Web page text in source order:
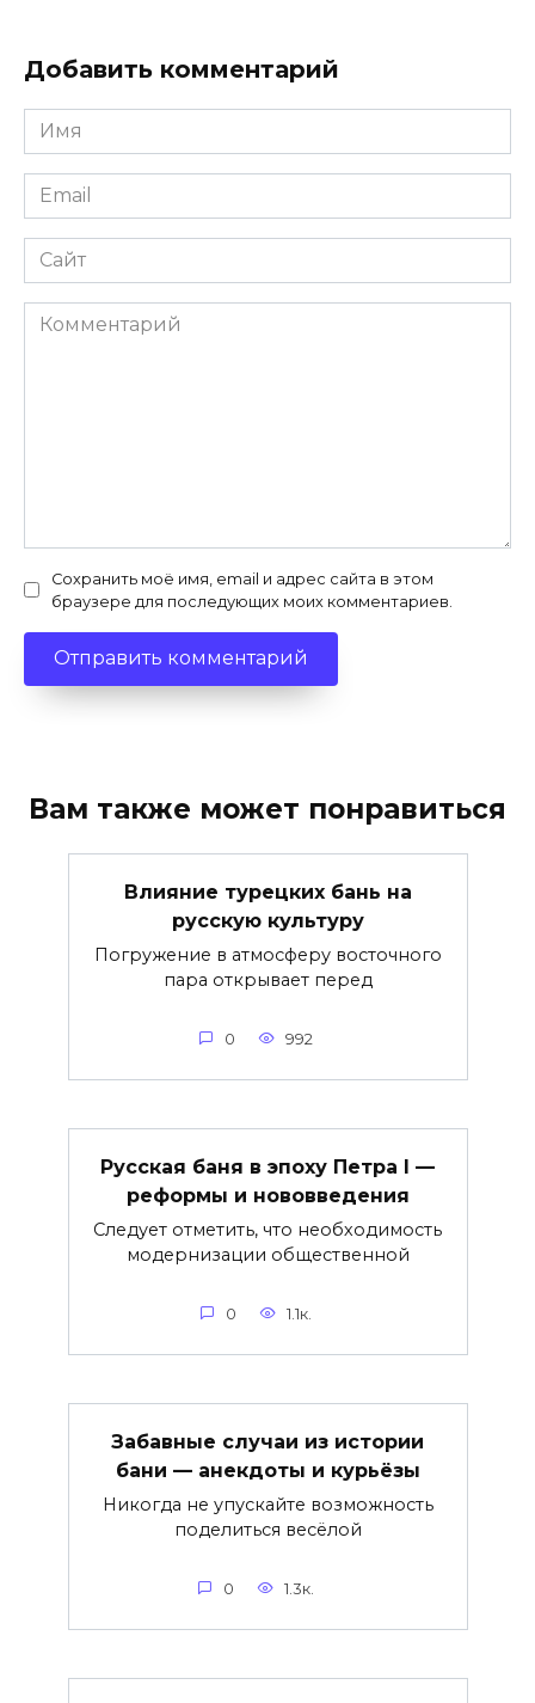
Добавить комментарий
Имя
*
Email
*
Сайт
Комментарий
Сохранить моё имя, email и адрес сайта в этом
браузере для последующих моих комментариев.
Вам также может понравиться
Влияние турецких бань на
русскую культуру
Погружение в атмосферу восточного
пара открывает перед
0 992
Русская баня в эпоху Петра I —
реформы и нововведения
Следует отметить, что необходимость
модернизации общественной
0 1.1к.
Забавные случаи из истории
бани — анекдоты и курьёзы
Никогда не упускайте возможность
поделиться весёлой
0 1.3к.